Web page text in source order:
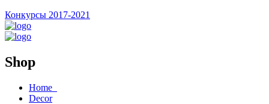
Конкурсы 2017-2021
Shop
Home
Decor